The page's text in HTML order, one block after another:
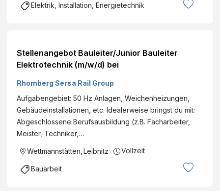
Elektrik, Installation, Energietechnik
Stellenangebot Bauleiter/Junior Bauleiter
Elektrotechnik (m/w/d) bei
Rhomberg Sersa Rail Group
Aufgabengebiet: 50 Hz Anlagen, Weichenheizungen,
Gebäudeinstallationen, etc. Idealerweise bringst du mit:
Abgeschlossene Berufsausbildung (z.B. Facharbeiter,
Meister, Techniker,…
Wettmannstätten Leibnitz Vollzeit
Bauarbeit